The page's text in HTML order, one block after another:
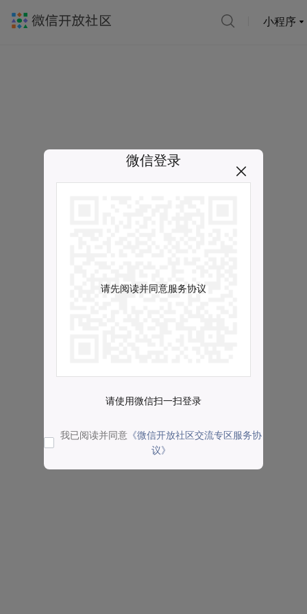
小程序
微信登录
请先阅读并同意服务协议
请使用微信扫一扫登录
我已阅读并同意 《微信开放社区交流专区服务协
议》